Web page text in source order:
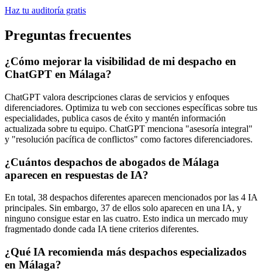
Haz tu auditoría gratis
Preguntas frecuentes
¿Cómo mejorar la visibilidad de mi despacho en
ChatGPT en Málaga?
ChatGPT valora descripciones claras de servicios y enfoques
diferenciadores. Optimiza tu web con secciones específicas sobre tus
especialidades, publica casos de éxito y mantén información
actualizada sobre tu equipo. ChatGPT menciona "asesoría integral"
y "resolución pacífica de conflictos" como factores diferenciadores.
¿Cuántos despachos de abogados de Málaga
aparecen en respuestas de IA?
En total, 38 despachos diferentes aparecen mencionados por las 4 IA
principales. Sin embargo, 37 de ellos solo aparecen en una IA, y
ninguno consigue estar en las cuatro. Esto indica un mercado muy
fragmentado donde cada IA tiene criterios diferentes.
¿Qué IA recomienda más despachos especializados
en Málaga?